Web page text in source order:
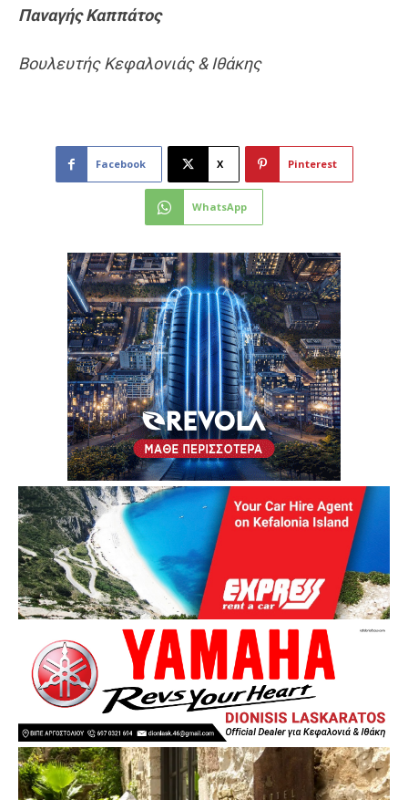
ΠαναγήςΚαππάτος
Βουλευτής Κεφαλονιάς & Ιθάκης
Facebook X Pinterest
WhatsApp